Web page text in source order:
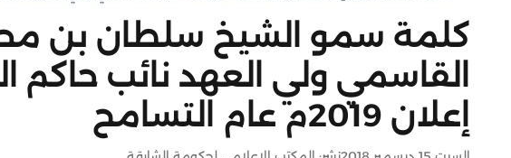
كلمة سمو الشيخ سلطان بن
القاسمي ولي العهد نائب حاكم
إعلان 2019م عام التسامح